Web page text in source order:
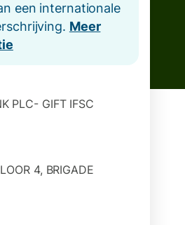
een internationale
Meer
PLC- GIFT IFSC
4, BRIGADE